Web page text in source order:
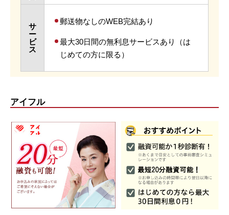
サ
ー
ビ
ス
郵送物なしのWEB完結あり
最大30日間の無利息サービスあり（は
じめての方に限る）
アイフル